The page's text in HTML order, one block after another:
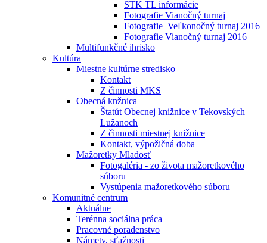
STK TL informácie
Fotografie Vianočný turnaj
Fotografie_Veľkonočný turnaj 2016
Fotografie Vianočný turnaj 2016
Multifunkčné ihrisko
Kultúra
Miestne kultúrne stredisko
Kontakt
Z činnosti MKS
Obecná knžnica
Štatút Obecnej knižnice v Tekovských
Lužanoch
Z činnosti miestnej knižnice
Kontakt, výpožičná doba
Mažoretky Mladosť
Fotogaléria - zo života mažoretkového
súboru
Vystúpenia mažoretkového súboru
Komunitné centrum
Aktuálne
Terénna sociálna práca
Pracovné poradenstvo
Námety, sťažnosti